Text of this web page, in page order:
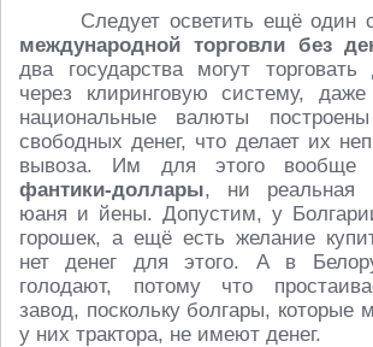
Следует осветить ещё один
международной торговли без
два государства могут
через клиринговую систему,
национальные валюты
свободных денег, что делает их
вывоза. Им для этого
фантики-доллары, ни реальная
юаня и йены. Допустим, у
горошек, а ещё есть желание
нет денег для этого. А в
голодают, потому что
завод, поскольку болгары, которые
у них трактора, не имеют денег.